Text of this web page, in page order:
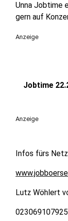
Unna Jobtime
gern auf
Anzeige
Jobtime
Anzeige
Infos fürs
Lutz Wöhlert